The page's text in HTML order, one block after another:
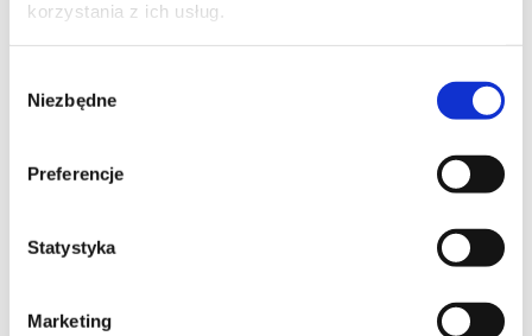
korzystania z ich usług.
zgody
Niezbędne
Preferencje
Statystyka
Marketing
TREŚĆ WIADOMOŚCI*